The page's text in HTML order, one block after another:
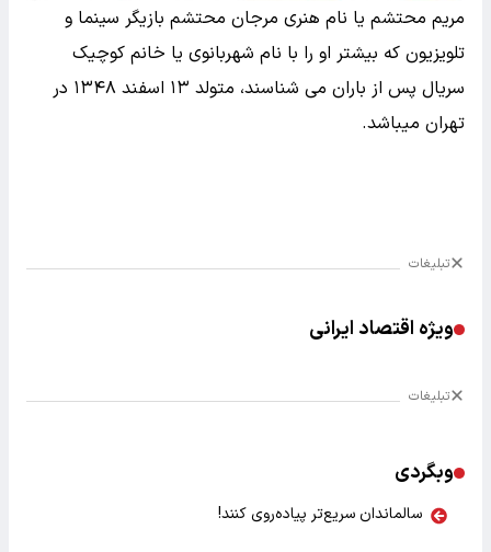
مریم محتشم یا نام هنری مرجان محتشم بازیگر سینما و
تلویزیون که بیشتر او را با نام شهربانوی یا خانم کوچیک
سریال پس از باران می شناسند، متولد ۱۳ اسفند ۱۳۴۸ در
تهران میباشد.
تبلیغات
ویژه اقتصاد ایرانی
تبلیغات
وبگردی
سالماندان سریع‌تر پیاده‌روی کنند!